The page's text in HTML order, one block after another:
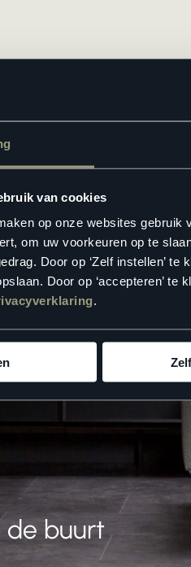
van cookies
op onze websites
om uw voorkeuren op te
Door op ‘Zelf instellen’
Door op ‘accepteren’
.
de buurt